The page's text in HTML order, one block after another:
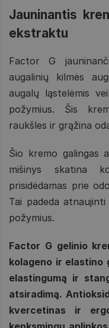
Jauninantis
ekstraktu
Factor G
augalinių kilmės
augalų ląstelėmis
požymius. Šis
raukšles ir grąžina
Šio kremo galingas
mišinys skatina
prisidėdamas prie
Tai padeda
požymius.
Factor G gelinio
kolageno ir elastino
elastingumą ir
atsiradimą.
kvercetinas ir